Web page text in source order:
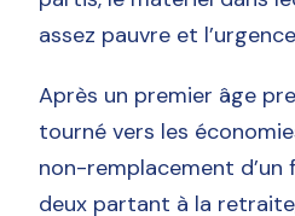
assez pauvre et
Après un premier âge
tourné vers les
non-remplacement d’un
deux partant à la